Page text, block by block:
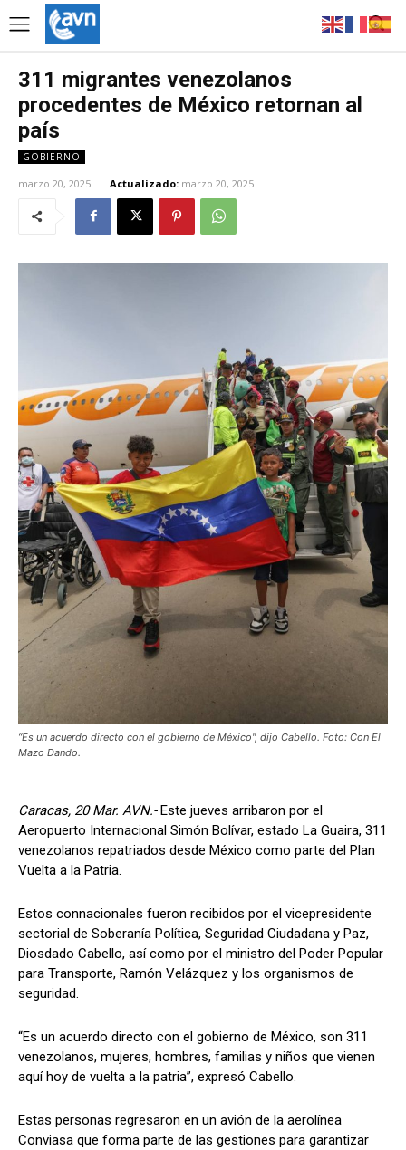
311 migrantes venezolanos
procedentes de México retornan al
país
GOBIERNO
marzo 20, 2025 Actualizado: marzo 20, 2025
“Es un acuerdo directo con el gobierno de México", dijo Cabello. Foto: Con El
Mazo Dando.
Caracas, 20 Mar. AVN.-Este jueves arribaron por el
Aeropuerto Internacional Simón Bolívar, estado La Guaira, 311
venezolanos repatriados desde México como parte del Plan
Vuelta a la Patria.
Estos connacionales fueron recibidos por el vicepresidente
sectorial de Soberanía Política, Seguridad Ciudadana y Paz,
Diosdado Cabello, así como por el ministro del Poder Popular
para Transporte, Ramón Velázquez y los organismos de
seguridad.
“Es un acuerdo directo con el gobierno de México, son 311
venezolanos, mujeres, hombres, familias y niños que vienen
aquí hoy de vuelta a la patria”, expresó Cabello.
Estas personas regresaron en un avión de la aerolínea
Conviasa que forma parte de las gestiones para garantizar